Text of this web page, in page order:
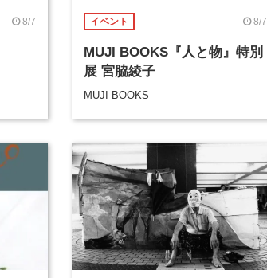
8/7 イベント 8/7
MUJI BOOKS『人と物』特別
展 宮脇綾子
MUJI BOOKS